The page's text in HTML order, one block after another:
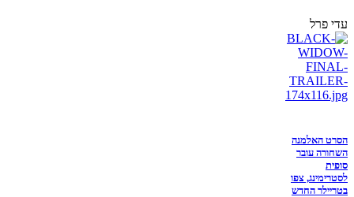
עדי פרל
הסרט האלמנה
השחורה עובר
סופית
לסטרימינג, צפו
בטריילר החדש